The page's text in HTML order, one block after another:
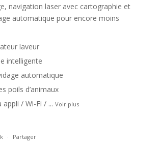
navigation laser avec cartographie et
automatique pour encore moins
laveur
intelligente
automatique
poils d’animaux
appli / Wi-Fi / ... Voir plus
· Partager